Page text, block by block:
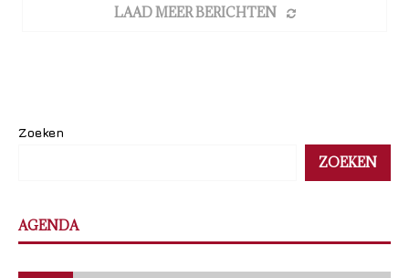
LAAD MEER BERICHTEN
Zoeken
ZOEKEN
AGENDA